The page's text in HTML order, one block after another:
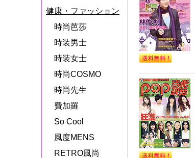
健康・ファッション
時尚芭莎
時装男士
時装女士
時尚COSMO
時尚先生
費加羅
So Cool
風度MENS
RETRO風尚